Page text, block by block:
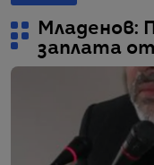
Младенов:
заплата